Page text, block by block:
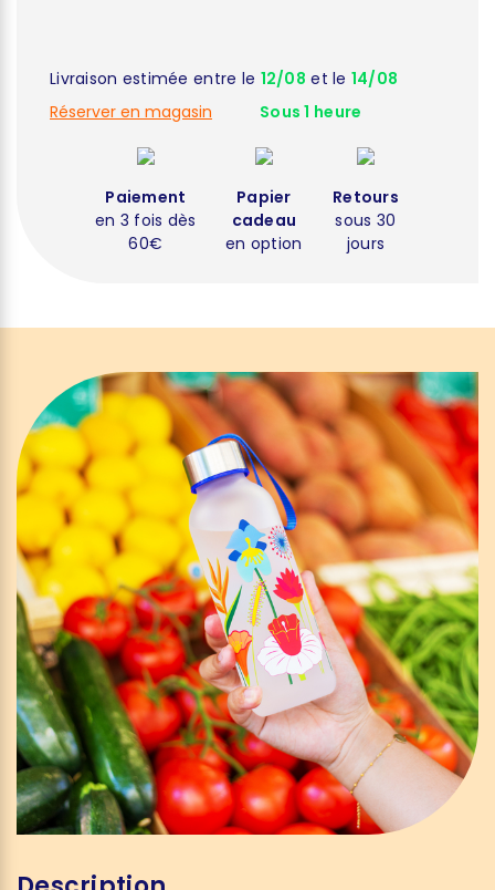
Livraison estimée entre le 12/08 et le 14/08
Réserver en magasin
Sous 1 heure
Paiement
en 3 fois dès
60€
Papier
cadeau
en option
Retours
sous 30
jours